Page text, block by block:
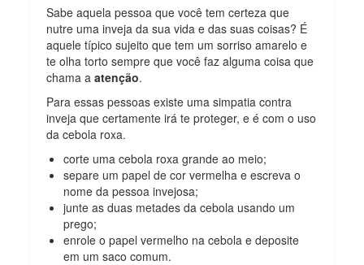
Sabe aquela pessoa que você tem certeza que
nutre uma inveja da sua vida e das suas coisas? É
aquele típico sujeito que tem um sorriso amarelo e
te olha torto sempre que você faz alguma coisa que
chama aatenção.
Para essas pessoas existe uma simpatia contra
inveja que certamente irá te proteger, e é com o uso
da cebola roxa.
corte uma cebola roxa grande ao meio;
separe um papel de cor vermelha e escreva o
nome da pessoa invejosa;
junte as duas metades da cebola usando um
prego;
enrole o papel vermelho na cebola e deposite
em um saco comum.